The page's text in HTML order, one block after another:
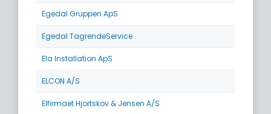
Egedal Gruppen ApS
Egedal TagrendeService
Ela Installation ApS
ELCON A/S
Elfirmaet Hjortskov & Jensen A/S